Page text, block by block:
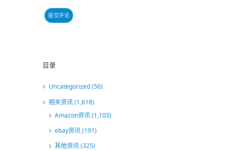
目录
Uncategorized(56)
相关资讯(1,618)
Amazon资讯(1,103)
ebay资讯(191)
其他资讯(325)